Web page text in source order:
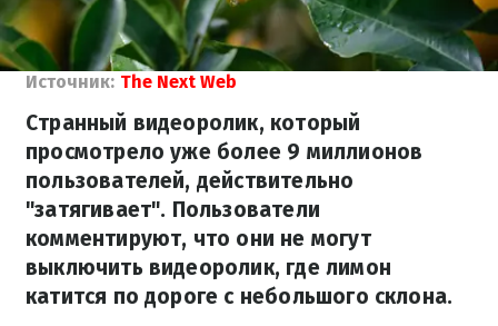
Источник: The Next Web
Странный видеоролик, который
просмотрело уже более 9 миллионов
пользователей, действительно
"затягивает". Пользователи
комментируют, что они не могут
выключить видеоролик, где лимон
катится по дороге с небольшого склона.